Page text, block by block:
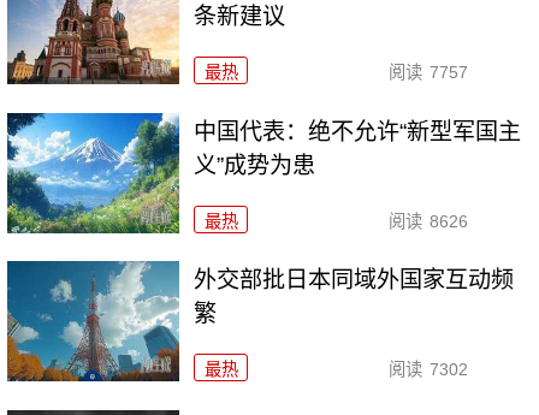
条新建议
最热 阅读 7757
中国代表：绝不允许“新型军国主
义”成势为患
最热 阅读 8626
外交部批日本同域外国家互动频
繁
最热 阅读 7302